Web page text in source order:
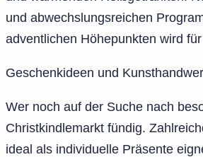
und abwechslungsreichen
adventlichen Höhepunkten wird
Geschenkideen und
Wer noch auf der Suche nach
Christkindlemarkt fündig.
ideal als individuelle Präsente